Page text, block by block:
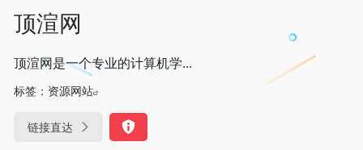
顶渲网
顶渲网是一个专业的计算机学...
标签： 资源网站
链接直达